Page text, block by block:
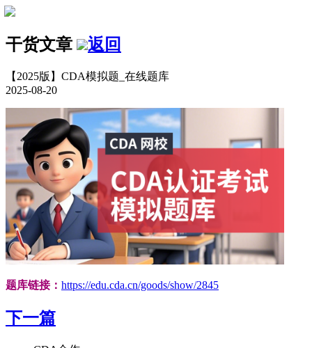
干货文章 返回
【2025版】CDA模拟题_在线题库
2025-08-20
题库链接： https://edu.cda.cn/goods/show/2845
下一篇